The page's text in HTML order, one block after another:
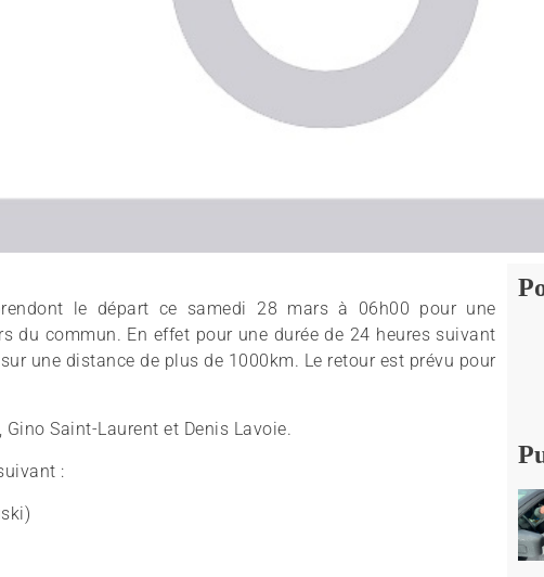
le départ ce samedi 28 mars à 06h00 pour une
du commun. En effet pour une durée de 24 heures suivant
une distance de plus de 1000km. Le retour est prévu pour
Saint-Laurent et Denis Lavoie.
: